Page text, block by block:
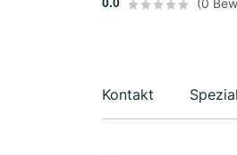
(0
Kontakt